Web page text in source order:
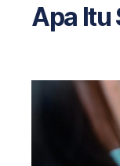
Apa Itu